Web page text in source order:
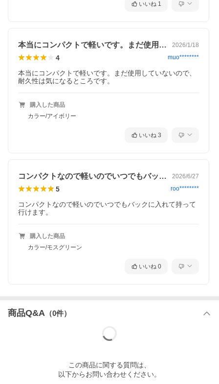
いいね 1
本当にコンパクトで軽いです。まだ使用し… 2026/1/18
4 muo********
本当にコンパクトで軽いです。まだ使用していないので、
耐久性は気になるところです。
購入した商品
カラー/アイボリー
いいね 3
コンパクトなので軽いのでいつでもバック… 2026/6/27
5 roo********
コンパクトなので軽いのでいつでもバックに入れて持って
行けます。
購入した商品
カラー/モスグリーン
いいね 0
商品Q&A （0件）
この商品に関する質問は、
以下からお問い合わせください。